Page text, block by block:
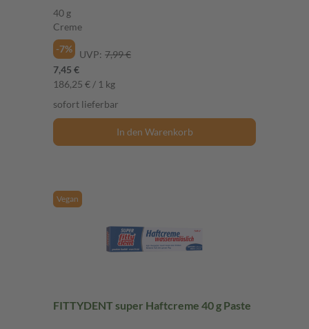
40 g
Creme
-7%
UVP: 7,99 €
7,45 €
186,25 € / 1 kg
sofort lieferbar
In den Warenkorb
Vegan
FITTYDENT super Haftcreme 40 g Paste